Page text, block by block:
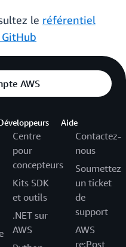
le référentiel
AWS
Centre
pour
concepteurs
Kits SDK
et outils
.NET sur
AWS
Aide
Contactez-
nous
Soumettez
un ticket
de
support
AWS
re:Post